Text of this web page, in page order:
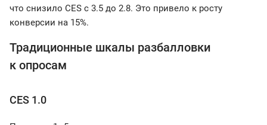
что снизило CES с 3.5 до 2.8. Это привело к росту
конверсии на 15%.
Традиционные шкалы разбалловки
к опросам
CES 1.0